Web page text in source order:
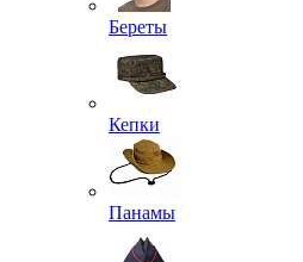
Береты
Кепки
Панамы